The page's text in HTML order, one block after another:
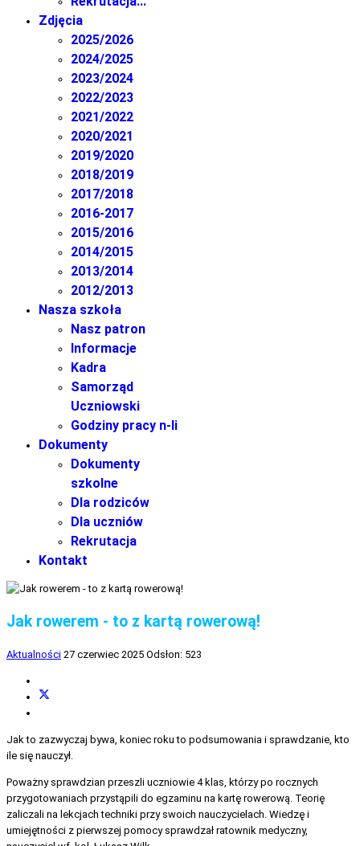
Zdjęcia
2025/2026
2024/2025
2023/2024
2022/2023
2021/2022
2020/2021
2019/2020
2018/2019
2017/2018
2016-2017
2015/2016
2014/2015
2013/2014
2012/2013
Nasza szkoła
Nasz patron
Informacje
Kadra
Samorząd
Uczniowski
Godziny pracy n-li
Dokumenty
Dokumenty
szkolne
Dla rodziców
Dla uczniów
Rekrutacja
Kontakt
Jak rowerem - to z kartą rowerową!
Aktualności 27 czerwiec 2025 Odsłon: 523
Jak to zazwyczaj bywa, koniec roku to podsumowania i sprawdzanie, kto
ile się nauczył.
Poważny sprawdzian przeszli uczniowie 4 klas, którzy po rocznych
przygotowaniach przystąpili do egzaminu na kartę rowerową. Teorię
zaliczali na lekcjach techniki przy swoich nauczycielach. Wiedzę i
umiejętności z pierwszej pomocy sprawdzał ratownik medyczny,